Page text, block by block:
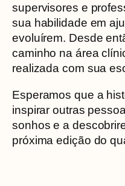
supervisores e
sua habilidade em
evoluírem. Desde
caminho na área
realizada com sua
Esperamos que a
inspirar outras
sonhos e a
próxima edição do